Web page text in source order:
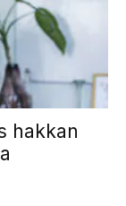
hakkan